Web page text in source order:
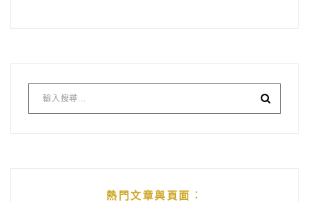
熱門文章與頁面︰